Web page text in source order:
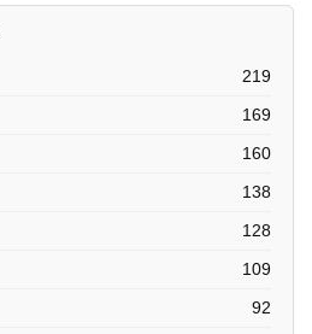
219
169
160
138
128
109
92